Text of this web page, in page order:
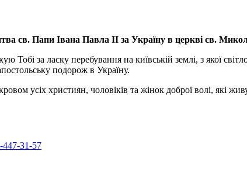
св. Папи Івана Павла ІІ за Україну в церкві св.
Тобі за ласку перебування на київській землі, з якої
подорож в Україну.
усіх християн, чоловіків та жінок доброї волі, які
447-31-57